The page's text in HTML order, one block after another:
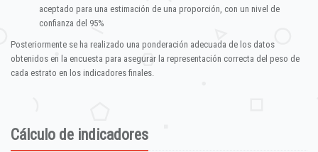
aceptado para una estimación de una proporción, con un nivel de
confianza del 95%
Posteriormente se ha realizado una ponderación adecuada de los datos
obtenidos en la encuesta para asegurar la representación correcta del peso de
cada estrato en los indicadores finales.
Cálculo de indicadores